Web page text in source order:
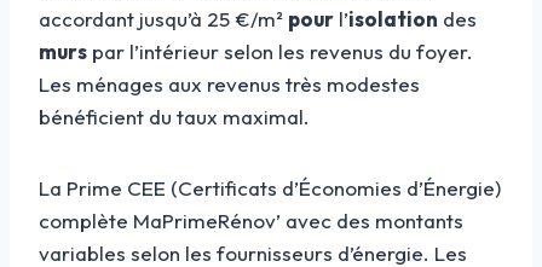
accordant jusqu’à 25 €/m² pour l’isolation des
murs par l’intérieur selon les revenus du foyer.
Les ménages aux revenus très modestes
bénéficient du taux maximal.
La Prime CEE (Certificats d’Économies d’Énergie)
complète MaPrimeRénov’ avec des montants
variables selon les fournisseurs d’énergie. Les